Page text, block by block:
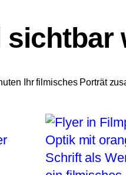
sichtbar
Ihr filmisches Porträt